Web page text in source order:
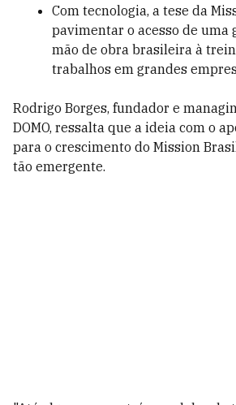
Com tecnologia, a tese da
pavimentar o acesso de uma
mão de obra brasileira à
trabalhos em grandes
Rodrigo Borges, fundador e
DOMO, ressalta que a ideia com o
para o crescimento do Mission
tão emergente.